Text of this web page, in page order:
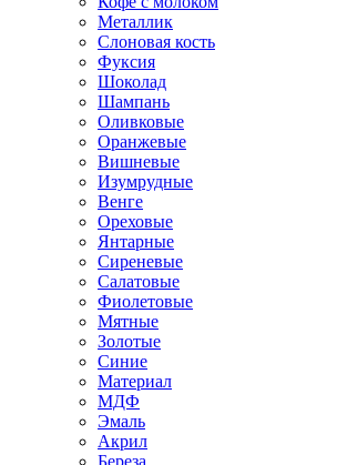
Металлик
Слоновая кость
Фуксия
Шоколад
Шампань
Оливковые
Оранжевые
Вишневые
Изумрудные
Венге
Ореховые
Янтарные
Сиреневые
Салатовые
Фиолетовые
Мятные
Золотые
Синие
Материал
МДФ
Эмаль
Акрил
Береза